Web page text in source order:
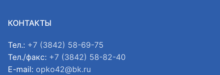
КОНТАКТЫ
Тел.: +7 (3842) 58-69-75
Тел./факс: +7 (3842) 58-82-40
E-mail: opko42@bk.ru